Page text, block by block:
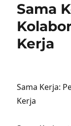
Sama
Kerja
Sama Kerja:
Kerja